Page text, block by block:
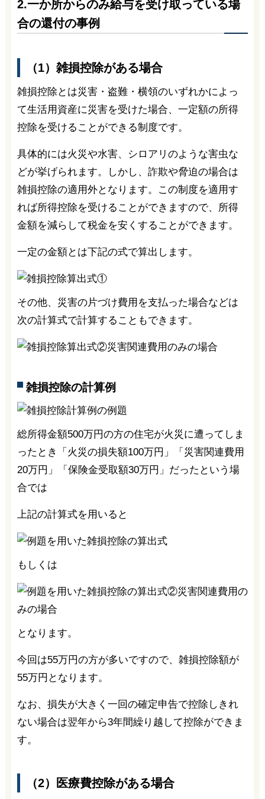
2.一か所からのみ給与を受け取っている場
合の還付の事例
（1）雑損控除がある場合
雑損控除とは災害・盗難・横領のいずれかによっ
て生活用資産に災害を受けた場合、一定額の所得
控除を受けることができる制度です。
具体的には火災や水害、シロアリのような害虫な
どが挙げられます。しかし、詐欺や脅迫の場合は
雑損控除の適用外となります。この制度を適用す
れば所得控除を受けることができますので、所得
金額を減らして税金を安くすることができます。
一定の金額とは下記の式で算出します。
その他、災害の片づけ費用を支払った場合などは
次の計算式で計算することもできます。
雑損控除の計算例
総所得金額500万円の方の住宅が火災に遭ってしま
ったとき「火災の損失額100万円」「災害関連費用
20万円」「保険金受取額30万円」だったという場
合では
上記の計算式を用いると
もしくは
となります。
今回は55万円の方が多いですので、雑損控除額が
55万円となります。
なお、損失が大きく一回の確定申告で控除しきれ
ない場合は翌年から3年間繰り越して控除ができま
す。
（2）医療費控除がある場合